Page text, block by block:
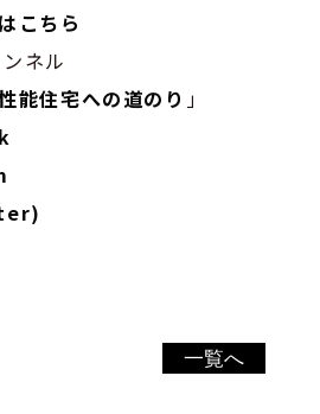
こちら
ネル
能住宅への道のり 」
一覧へ